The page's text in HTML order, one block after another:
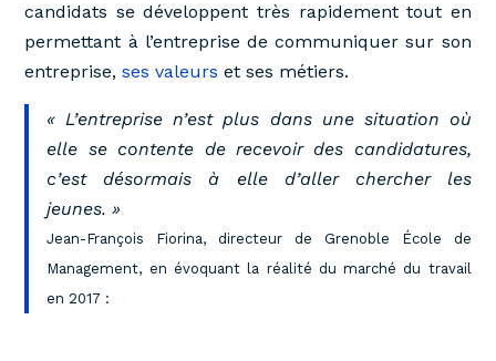
candidats se développent très rapidement tout en
permettant à l’entreprise de communiquer sur son
entreprise,ses valeurs et ses métiers.
« L’entreprise n’est plus dans une situation où
elle se contente de recevoir des candidatures,
c’est désormais à elle d’aller chercher les
jeunes. »
Jean-François Fiorina, directeur de Grenoble École de
Management, en évoquant la réalité du marché du travail
en 2017 :